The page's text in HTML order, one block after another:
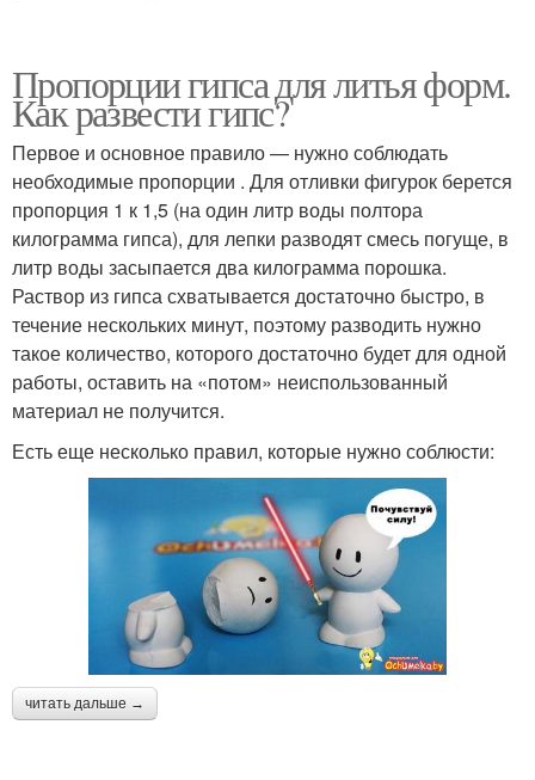
Пропорции гипса для литья форм.
Как развести гипс?
Первое и основное правило — нужно соблюдать
необходимые пропорции . Для отливки фигурок берется
пропорция 1 к 1,5 (на один литр воды полтора
килограмма гипса), для лепки разводят смесь погуще, в
литр воды засыпается два килограмма порошка.
Раствор из гипса схватывается достаточно быстро, в
течение нескольких минут, поэтому разводить нужно
такое количество, которого достаточно будет для одной
работы, оставить на «потом» неиспользованный
материал не получится.
Есть еще несколько правил, которые нужно соблюсти:
читать дальше →